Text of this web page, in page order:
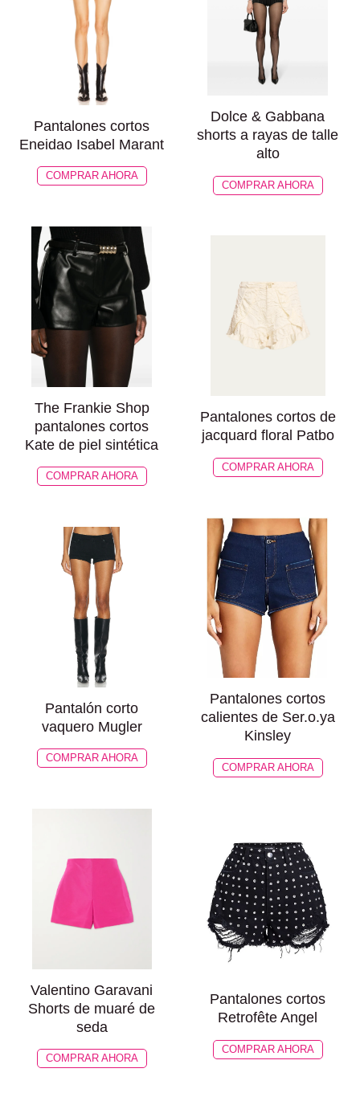
Pantalones cortos
Eneidao Isabel Marant
COMPRAR AHORA
Dolce & Gabbana
shorts a rayas de talle
alto
COMPRAR AHORA
The Frankie Shop
pantalones cortos
Kate de piel sintética
COMPRAR AHORA
Pantalones cortos de
jacquard floral Patbo
COMPRAR AHORA
Pantalón corto
vaquero Mugler
COMPRAR AHORA
Pantalones cortos
calientes de Ser.o.ya
Kinsley
COMPRAR AHORA
Valentino Garavani
Shorts de muaré de
seda
COMPRAR AHORA
Pantalones cortos
Retrofête Angel
COMPRAR AHORA